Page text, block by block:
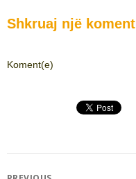
Shkruaj një koment
Koment(e)